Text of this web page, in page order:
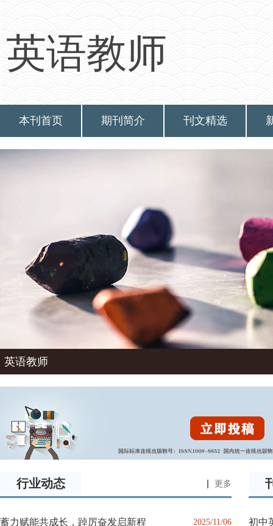
英语教师
本刊首页 期刊简介 刊文精选
英语教师
行业动态 更多
2025/11/06
蓄力赋能共成长，踔厉奋发启新程
初中